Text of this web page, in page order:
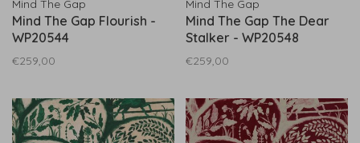
Mind The Gap
Mind The Gap Flourish -
WP20544
€259,00
Mind The Gap
Mind The Gap The Dear
Stalker - WP20548
€259,00